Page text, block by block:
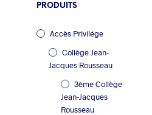
PRODUITS
Accès Privilége
Collège Jean-
Jacques Rousseau
3ème Collège
Jean-Jacques
Rousseau